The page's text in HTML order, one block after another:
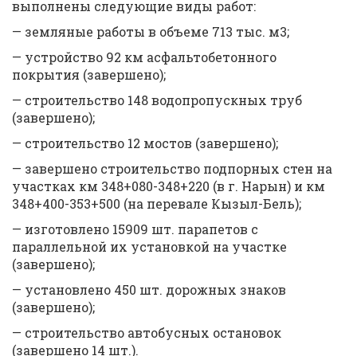
выполнены следующие виды работ:
— земляные работы в объеме 713 тыс. м3;
— устройство 92 км асфальтобетонного
покрытия (завершено);
— строительство 148 водопропускных труб
(завершено);
— строительство 12 мостов (завершено);
— завершено строительство подпорных стен на
участках км 348+080-348+220 (в г. Нарын) и км
348+400-353+500 (на перевале Кызыл-Бель);
— изготовлено 15909 шт. парапетов с
параллельной их установкой на участке
(завершено);
— установлено 450 шт. дорожных знаков
(завершено);
— строительство автобусных остановок
(завершено 14 шт.).